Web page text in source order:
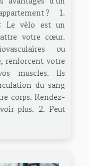
? 1.
Le vélo est un
votre cœur.
ou
renforcent votre
muscles. Ils
du sang
corps. Rendez-
plus. 2. Peut